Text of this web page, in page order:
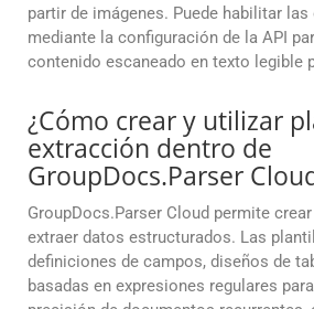
partir de imágenes. Puede habilitar las
mediante la configuración de la API
contenido escaneado en texto legible
¿Cómo crear y utilizar
extracción dentro de
GroupDocs.Parser
GroupDocs.Parser Cloud permite
extraer datos estructurados. Las
definiciones de campos, diseños de
basadas en expresiones regulares